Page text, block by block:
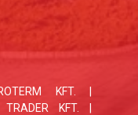
KFT. |
TRADER KFT. |